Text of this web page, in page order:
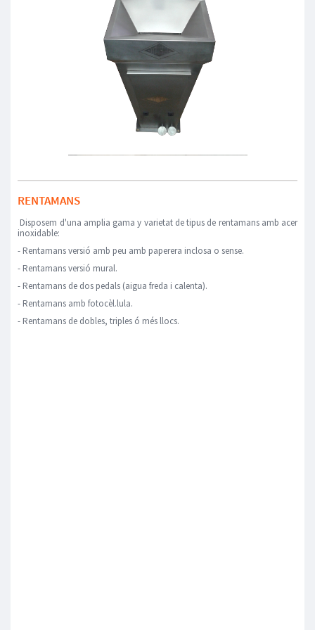
RENTAMANS
Disposem d'una amplia gama y varietat de tipus de rentamans amb acer
inoxidable:
- Rentamans versió amb peu amb paperera inclosa o sense.
- Rentamans versió mural.
- Rentamans de dos pedals (aigua freda i calenta).
- Rentamans amb fotocèl.lula.
- Rentamans de dobles, triples ó més llocs.